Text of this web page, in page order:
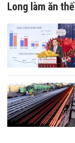
Long làm ăn